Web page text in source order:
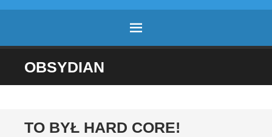
MENU
PRZESKOCZ
OBSYDIAN
TO BYŁ HARD CORE!